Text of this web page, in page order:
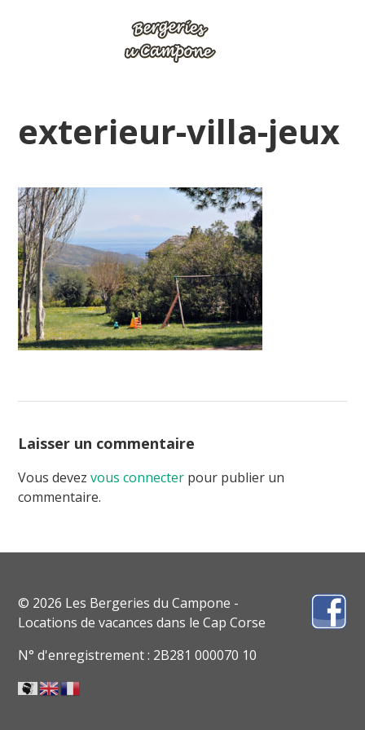
exterieur-villa-jeux
Laisser un commentaire
Vous devezvous connecter pour publier un
commentaire.
© 2026 Les Bergeries du Campone -
Locations de vacances dans le Cap Corse
N° d'enregistrement : 2B281 000070 10